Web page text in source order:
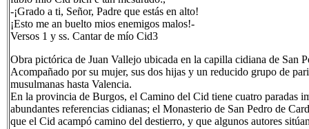
-¡Grado a ti, Señor, Padre que estás en alto!
¡Esto me an buelto mios enemigos malos!-
Versos 1 y ss. Cantar de mío Cid3
Obra pictórica de Juan Vallejo ubicada en la capilla cidiana de San
Acompañado por su mujer, sus dos hijas y un reducido grupo de
musulmanas hasta Valencia.
En la provincia de Burgos, el Camino del Cid tiene cuatro paradas
abundantes referencias cidianas; el Monasterio de San Pedro de
que el Cid acampó camino del destierro, y que algunos autores